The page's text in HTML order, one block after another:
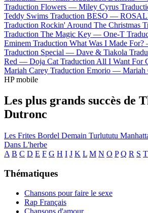
Traduction Flowers — Miley Cyrus
Teddy Swims Traduction BESO —
Traduction Rockin' Around The Christmas
Traduction The Magic Key — One-T
Eminem Traduction What Was I Made
Traduction Special — Dave & Tiakola
Red — Doja Cat Traduction All I Want For
Mariah Carey Traduction Emorio — Mariah
HP mobile
Les plus grands succès de
Dutronc
Les Frites Bordel Demain Turlututu
Dans L'herbe
A B C D E F G H I J K L M N O P Q R S T
Thématiques
Chansons pour faire le sexe
Rap Français
Chansons d'amour